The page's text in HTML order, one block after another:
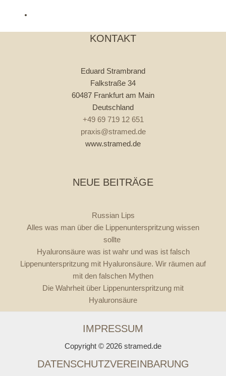
KONTAKT
Eduard Strambrand
Falkstraße 34
60487 Frankfurt am Main
Deutschland
+49 69 719 12 651
praxis@stramed.de
www.stramed.de
NEUE BEITRÄGE
Russian Lips
Alles was man über die Lippenunterspritzung wissen
sollte
Hyaluronsäure was ist wahr und was ist falsch
Lippenunterspritzung mit Hyaluronsäure. Wir räumen auf
mit den falschen Mythen
Die Wahrheit über Lippenunterspritzung mit
Hyaluronsäure
IMPRESSUM
Copyright © 2026 stramed.de
DATENSCHUTZVEREINBARUNG